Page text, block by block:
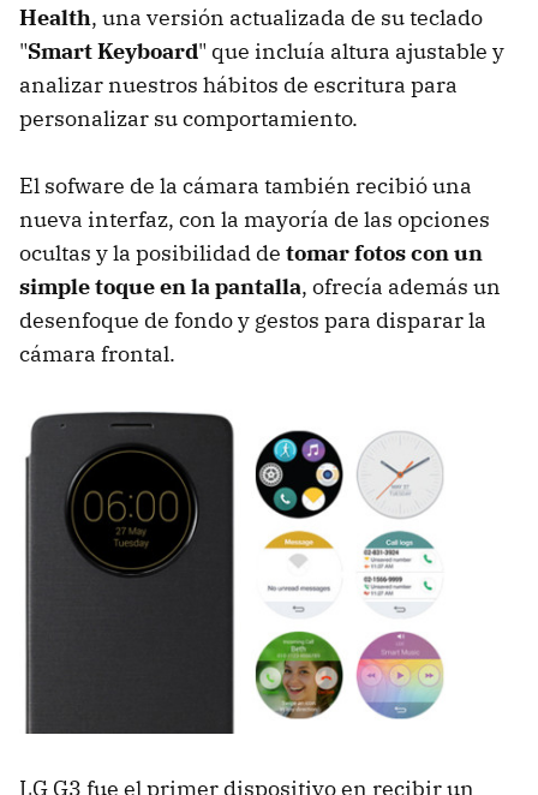
Health, una versión actualizada de su teclado
"Smart Keyboard" que incluía altura ajustable y
analizar nuestros hábitos de escritura para
personalizar su comportamiento.
El sofware de la cámara también recibió una
nueva interfaz, con la mayoría de las opciones
ocultas y la posibilidad de tomar fotos con un
simple toque en la pantalla, ofrecía además un
desenfoque de fondo y gestos para disparar la
cámara frontal.
LG G3 fue el primer dispositivo en recibir un